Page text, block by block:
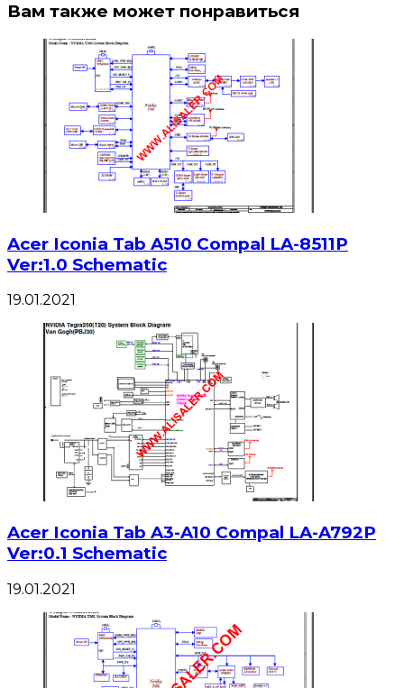
Вам также может понравиться
Acer Iconia Tab A510 Compal LA-8511P
Ver:1.0 Schematic
19.01.2021
Acer Iconia Tab A3-A10 Compal LA-A792P
Ver:0.1 Schematic
19.01.2021